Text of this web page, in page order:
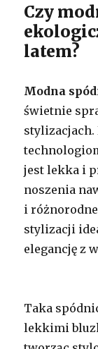
Czy
latem?
Modna
świetnie
stylizacjach.
jest lekka i
noszenia
i
stylizacji
elegancję z
Taka
lekkimi